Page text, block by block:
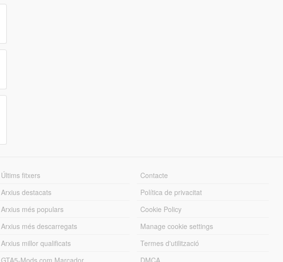
Últims fitxers
Arxius destacats
Arxius més populars
Arxius més descarregats
Arxius millor qualificats
GTA5-Mods.com Marcador
Contacte
Política de privacitat
Cookie Policy
Manage cookie settings
Termes d'utilització
DMCA